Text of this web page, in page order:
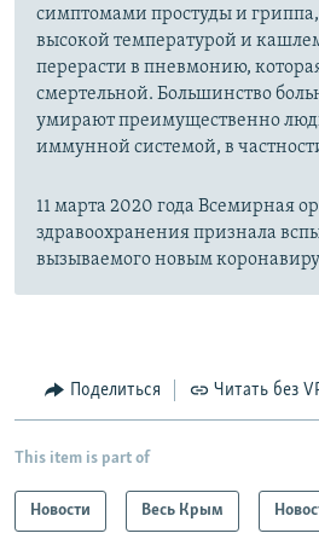
симптомами простуды и гриппа,
высокой температурой и
перерасти в пневмонию,
смертельной. Большинство
умирают преимущественно
иммунной системой, в
11 марта 2020 года Всемирная
здравоохранения признала
вызываемого новым
Поделиться Читать без
This item is part of
Новости Весь Крым